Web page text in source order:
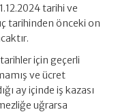
tarihi ve
tarihinden önceki on
için geçerli
ve ücret
ay içinde iş kazası
uğrarsa